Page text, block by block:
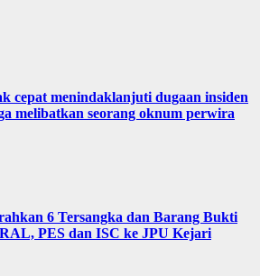
cepat menindaklanjuti dugaan insiden
melibatkan seorang oknum perwira
6 Tersangka dan Barang Bukti
PES dan ISC ke JPU Kejari